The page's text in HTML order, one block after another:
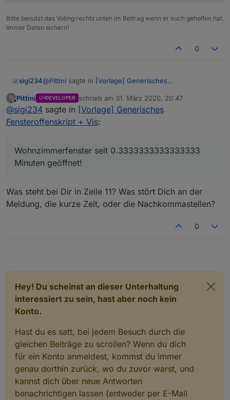
Bitte benutzt das Voting rechts unten im Beitrag wenn er euch geholfen hat.
Immer Daten sichern!
0
sigi234@Pittini sagte in [Vorlage] Generisches
@sigi234
Besser, aber
P
Offline
Pittini DEVELOPER schrieb am 31. März 2020, 20:47
zuletzt editiert von
@sigi234 sagte in [Vorlage] Generisches
Fensteroffenskript + Vis:
Wohnzimmerfenster seit 0.3333333333333333
Minuten geöffnet!
Was steht bei Dir in Zeile 11? Was stört Dich an der
Meldung, die kurze Zeit, oder die Nachkommastellen?
0
Hey! Du scheinst an dieser Unterhaltung
interessiert zu sein, hast aber noch kein
Konto.
Hast du es satt, bei jedem Besuch durch die
gleichen Beiträge zu scrollen? Wenn du dich
für ein Konto anmeldest, kommst du immer
genau dorthin zurück, wo du zuvor warst, und
kannst dich über neue Antworten
benachrichtigen lassen (entweder per E-Mail